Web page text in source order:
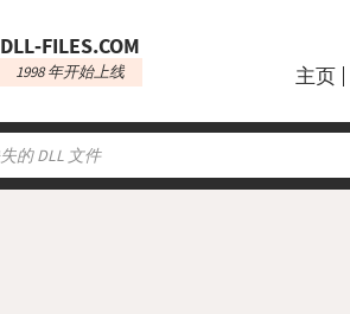
DLL‑FILES.COM
1998 年开始上线 主页